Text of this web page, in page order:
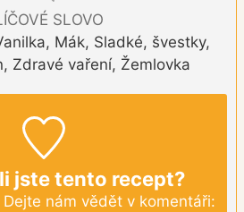
SLOVO
Mák, Sladké, švestky,
Zdravé vaření, Žemlovka
jste tento recept?
nám vědět v komentáři: